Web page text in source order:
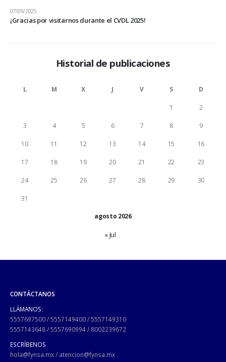
¡Gracias por visitarnos durante el CVDL 2025!
07/09/2025
Historial de publicaciones
agosto 2026
L M X J V S D
1 2
3 4 5 6 7 8 9
10 11 12 13 14 15 16
17 18 19 20 21 22 23
24 25 26 27 28 29 30
31
« Jul
CONTÁCTANOS
LLÁMANOS:
5557697500/5557149400/5557149310
5557143648/5557690994/ 8002239672
ESCRÍBENOS
hola@fynsa.mx/ atencion@fynsa.mx